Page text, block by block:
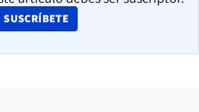
SUSCRÍBETE
OPENS IN NEW WINDOW